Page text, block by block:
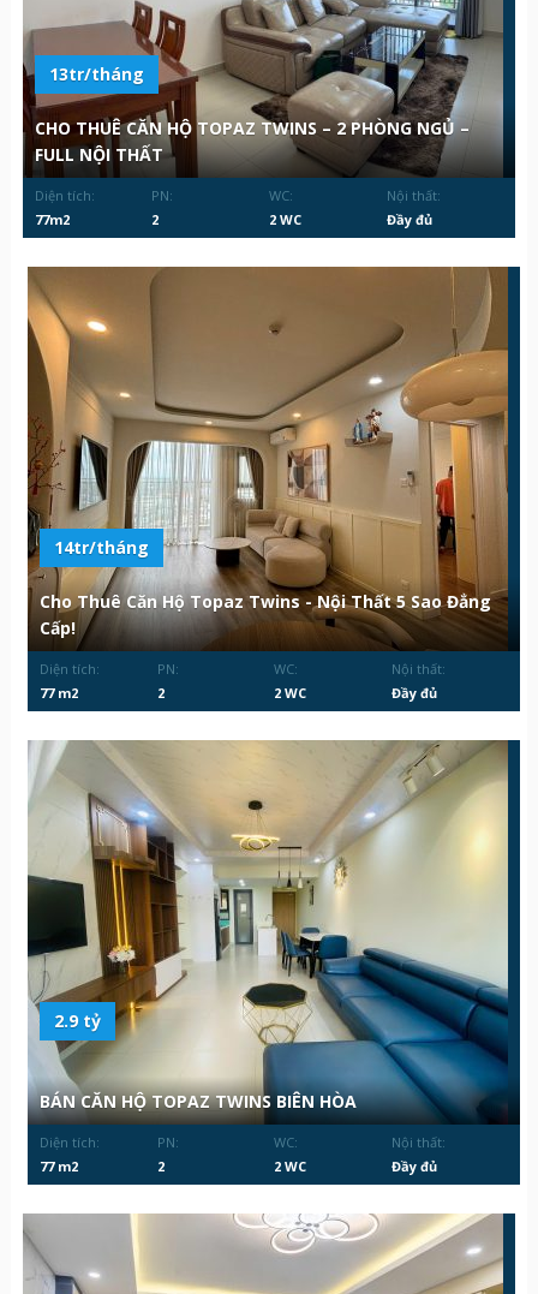
13tr/tháng
CHO THUÊ CĂN HỘ TOPAZ TWINS – 2 PHÒNG NGỦ –
FULL NỘI THẤT
Diện tích:
77m2
PN:
2
WC:
2 WC
Nội thất:
Đầy đủ
14tr/tháng
Cho Thuê Căn Hộ Topaz Twins - Nội Thất 5 Sao Đẳng
Cấp!
Diện tích:
77 m2
PN:
2
WC:
2 WC
Nội thất:
Đầy đủ
2.9 tỷ
BÁN CĂN HỘ TOPAZ TWINS BIÊN HÒA
Diện tích:
77 m2
PN:
2
WC:
2 WC
Nội thất:
Đầy đủ